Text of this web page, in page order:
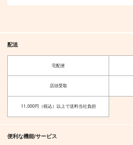
配送
宅配便
店頭受取
11,000円（税込）以上で送料当社負担
便利な機能/サービス